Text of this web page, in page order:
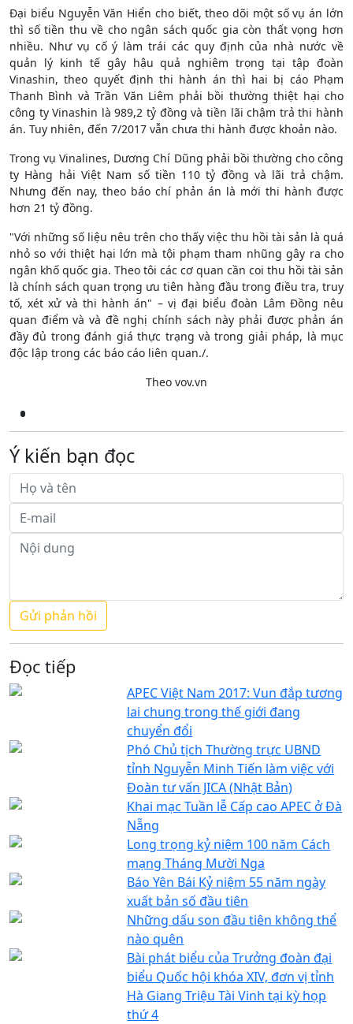
Đại biểu Nguyễn Văn Hiển cho biết, theo dõi một số vụ án lớn
thì số tiền thu về cho ngân sách quốc gia còn thất vọng hơn
nhiều. Như vụ cố ý làm trái các quy định của nhà nước về
quản lý kinh tế gây hậu quả nghiêm trọng tại tập đoàn
Vinashin, theo quyết định thi hành án thì hai bị cáo Phạm
Thanh Bình và Trần Văn Liêm phải bồi thường thiệt hại cho
công ty Vinashin là 989,2 tỷ đồng và tiền lãi chậm trả thi hành
án. Tuy nhiên, đến 7/2017 vẫn chưa thi hành được khoản nào.
Trong vụ Vinalines, Dương Chí Dũng phải bồi thường cho công
ty Hàng hải Việt Nam số tiền 110 tỷ đồng và lãi trả chậm.
Nhưng đến nay, theo báo chí phản án là mới thi hành được
hơn 21 tỷ đồng.
"Với những số liệu nêu trên cho thấy việc thu hồi tài sản là quá
nhỏ so với thiệt hại lớn mà tội phạm tham nhũng gây ra cho
ngân khố quốc gia. Theo tôi các cơ quan cần coi thu hồi tài sản
là chính sách quan trọng ưu tiên hàng đầu trong điều tra, truy
tố, xét xử và thi hành án" – vị đại biểu đoàn Lâm Đồng nêu
quan điểm và và đề nghị chính sách này phải được phản án
đầy đủ trong đánh giá thực trạng và trong giải pháp, là mục
độc lập trong các báo cáo liên quan./.
Theo vov.vn
Ý kiến bạn đọc
Đọc tiếp
APEC Việt Nam 2017: Vun đắp tương
lai chung trong thế giới đang
chuyển đổi
Phó Chủ tịch Thường trực UBND
tỉnh Nguyễn Minh Tiến làm việc với
Đoàn tư vấn JICA (Nhật Bản)
Khai mạc Tuần lễ Cấp cao APEC ở Đà
Nẵng
Long trọng kỷ niệm 100 năm Cách
mạng Tháng Mười Nga
Báo Yên Bái Kỷ niệm 55 năm ngày
xuất bản số đầu tiên
Những dấu son đầu tiên không thể
nào quên
Bài phát biểu của Trưởng đoàn đại
biểu Quốc hội khóa XIV, đơn vị tỉnh
Hà Giang Triệu Tài Vinh tại kỳ họp
thứ 4